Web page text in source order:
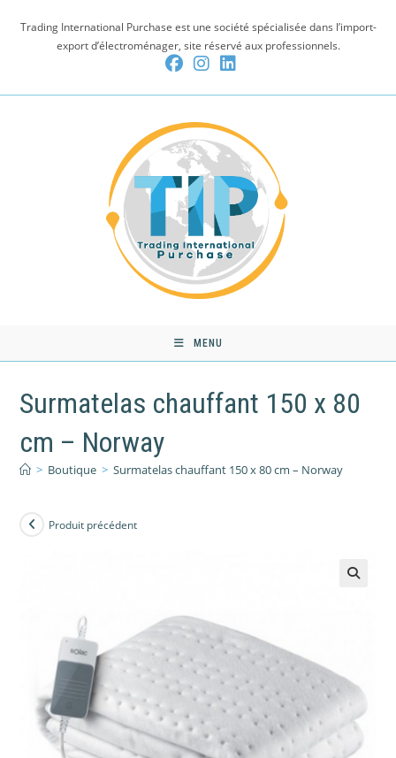
Trading International Purchase est une société spécialisée dans l’import-
export d’électroménager, site réservé aux professionnels.
MENU
Surmatelas chauffant 150 x 80
cm – Norway
> Boutique > Surmatelas chauffant 150 x 80 cm – Norway
Produit précédent